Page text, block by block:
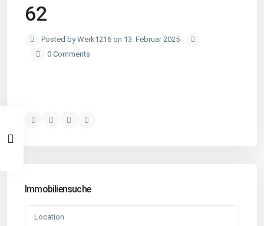
62
Posted by Werk1216 on 13. Februar 2025
0 Comments
Immobiliensuche